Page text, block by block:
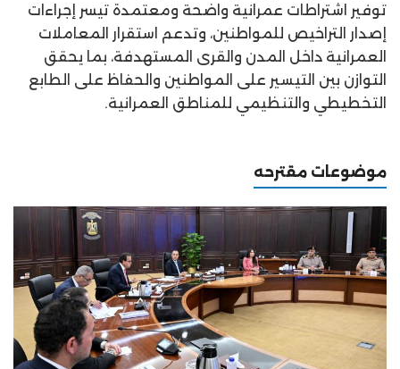
توفير اشتراطات عمرانية واضحة ومعتمدة تيسر إجراءات
إصدار التراخيص للمواطنين، وتدعم استقرار المعاملات
العمرانية داخل المدن والقرى المستهدفة، بما يحقق
التوازن بين التيسير على المواطنين والحفاظ على الطابع
التخطيطي والتنظيمي للمناطق العمرانية.
موضوعات مقترحه